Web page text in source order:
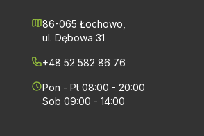
86-065 Łochowo,
ul. Dębowa 31
+48 52 582 86 76
Pon - Pt 08:00 - 20:00
Sob 09:00 - 14:00